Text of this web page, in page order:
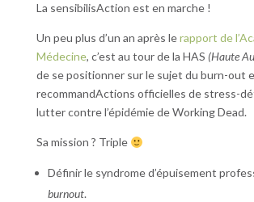
La sensibilisAction est en marche !
Un peu plus d’un an après lerapport de
Médecine, c’est au tour de la HAS (Haute
de se positionner sur le sujet du burn-out
recommandActions officielles de stress-
lutter contre l’épidémie de Working Dead.
Sa mission ? Triple
Définir le syndrome d’épuisement
burnout.